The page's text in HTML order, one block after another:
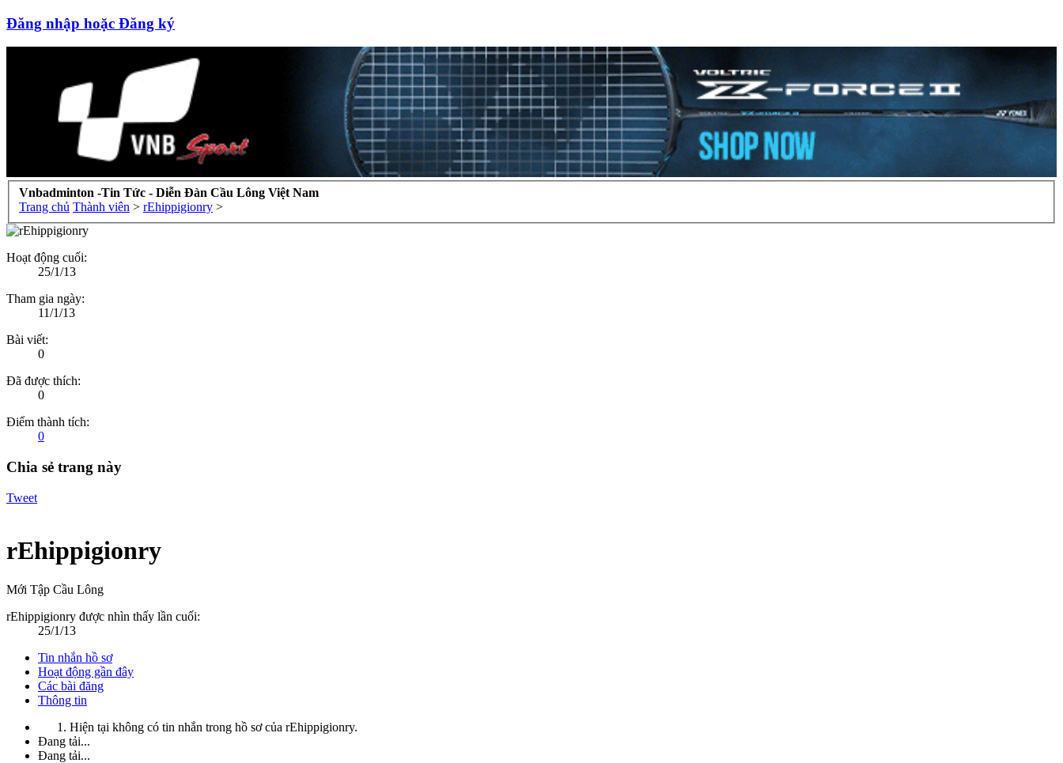
Đăng nhập hoặc Đăng ký
Vnbadminton -Tin Tức - Diễn Đàn Cầu Lông Việt Nam
Trang chủ Thành viên > rEhippigionry >
Hoạt động cuối:
25/1/13
Tham gia ngày:
11/1/13
Bài viết:
0
Đã được thích:
0
Điểm thành tích:
0
Chia sẻ trang này
Tweet
rEhippigionry
Mới Tập Cầu Lông
rEhippigionry được nhìn thấy lần cuối:
25/1/13
Tin nhắn hồ sơ
Hoạt động gần đây
Các bài đăng
Thông tin
Hiện tại không có tin nhắn trong hồ sơ của rEhippigionry.
Đang tải...
Đang tải...